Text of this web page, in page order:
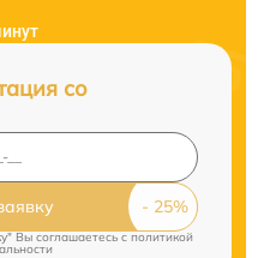
со
Вы соглашаетесь cполитикой